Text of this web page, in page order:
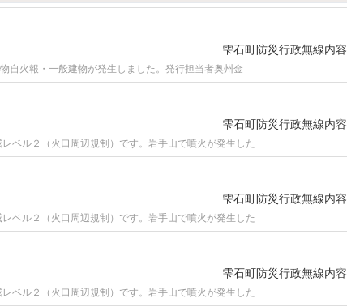
雫石町防災行政無線内容
自火報・一般建物が発生しました。発行担当者奥州金
雫石町防災行政無線内容
ベル２（火口周辺規制）です。岩手山で噴火が発生した
雫石町防災行政無線内容
ベル２（火口周辺規制）です。岩手山で噴火が発生した
雫石町防災行政無線内容
ベル２（火口周辺規制）です。岩手山で噴火が発生した